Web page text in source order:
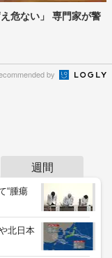
危ない」 専門家が警
by
週間
“腫瘍
北日本